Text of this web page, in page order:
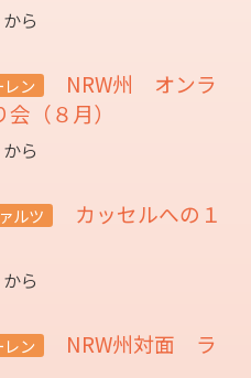
ら
ン
NRW州 オンラ
（８月）
ら
ルツ
カッセルへの１
ら
ン
NRW州対面 ラ